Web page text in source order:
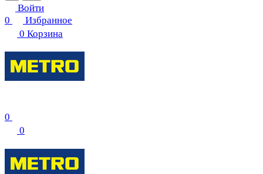
Войти
0
Избранное
0 Корзина
0
0